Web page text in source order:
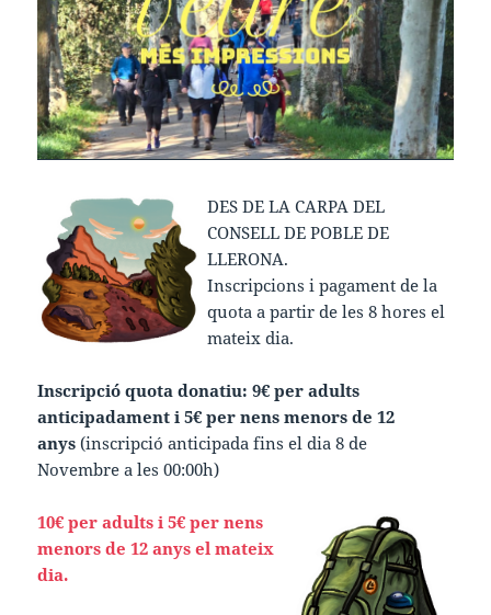
DES DE LA CARPA DEL
CONSELL DE POBLE DE
LLERONA.
Inscripcions i pagament de la
quota a partir de les 8 hores el
mateix dia.
Inscripció quota donatiu: 9€ per adults
anticipadament i 5€ per nens menors de 12
anys(inscripció anticipada fins el dia 8 de
Novembre a les 00:00h)
10€ per adults i 5€ per nens
menors de 12 anys el mateix
dia.